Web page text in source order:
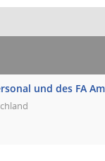
und des FA